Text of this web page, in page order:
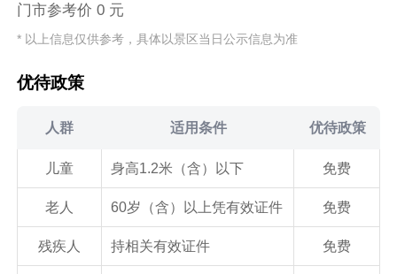
门市参考价 0 元
* 以上信息仅供参考，具体以景区当日公示信息为准
优待政策
人群 适用条件 优待政策
儿童 身高1.2米（含）以下 免费
老人 60岁（含）以上凭有效证件 免费
残疾人 持相关有效证件 免费